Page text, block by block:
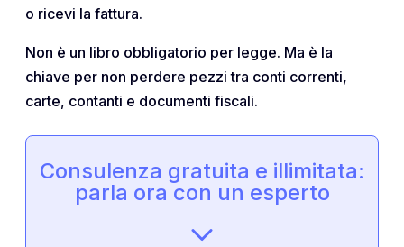
o ricevi la fattura.
Non è un libro obbligatorio per legge. Ma è la
chiave per non perdere pezzi tra conti correnti,
carte, contanti e documenti fiscali.
Consulenza gratuita e illimitata:
parla ora con un esperto